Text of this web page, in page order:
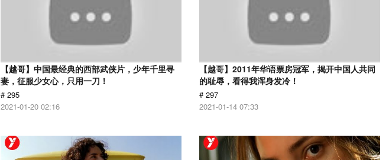
【越哥】中国最经典的西部武侠片，少年千里寻
妻，征服少女心，只用一刀！
# 295
2021-01-20 02:16
【越哥】2011年华语票房冠军，揭开中国人共同
的耻辱，看得我浑身发冷！
# 297
2021-01-14 07:33